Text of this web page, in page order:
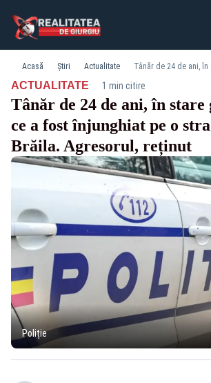
Acasă Știri Actualitate
ACTUALITATE· 1 min citire
Tânăr de 24 de ani, în stare
ce a fost înjunghiat pe o
Brăila. Agresorul, reținut
Poliție